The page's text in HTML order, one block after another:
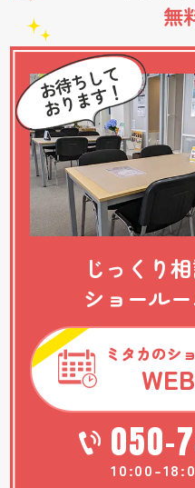
無
じっくり
ショール
ミタカのシ
WEB
050-
10:00-